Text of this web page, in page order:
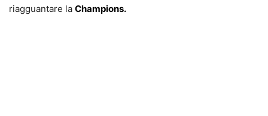
riagguantare la Champions.